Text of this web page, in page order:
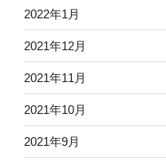
2022年1月
2021年12月
2021年11月
2021年10月
2021年9月